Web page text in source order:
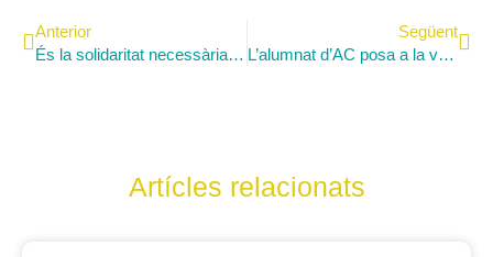
Anterior
És la solidaritat necessària per al funcionament de la societat? La lliga de debat ha començat
Següent
L’alumnat d’AC posa a la venda les seves tradicionals roses de llaminadures
Artícles relacionats